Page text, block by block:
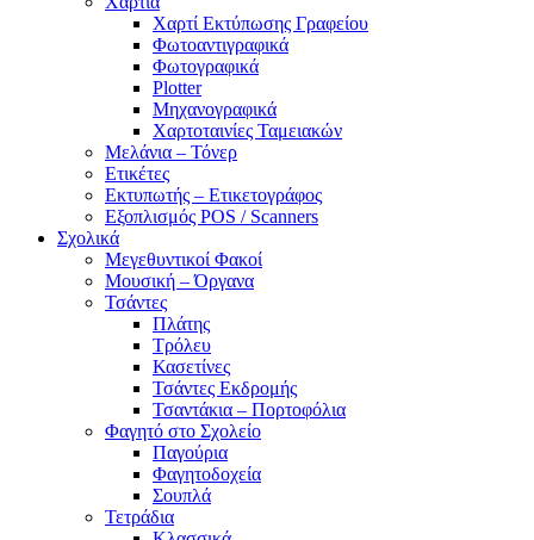
Χαρτί Εκτύπωσης Γραφείου
Φωτοαντιγραφικά
Φωτογραφικά
Plotter
Μηχανογραφικά
Χαρτοταινίες Ταμειακών
Μελάνια – Τόνερ
Ετικέτες
Εκτυπωτής – Ετικετογράφος
Εξοπλισμός POS / Scanners
Σχολικά
Μεγεθυντικοί Φακοί
Μουσική – Όργανα
Τσάντες
Πλάτης
Τρόλευ
Κασετίνες
Τσάντες Εκδρομής
Τσαντάκια – Πορτοφόλια
Φαγητό στο Σχολείο
Παγούρια
Φαγητοδοχεία
Σουπλά
Τετράδια